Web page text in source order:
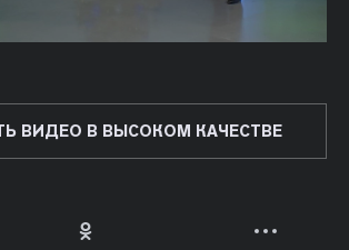
ВИДЕО В ВЫСОКОМ КАЧЕСТВЕ